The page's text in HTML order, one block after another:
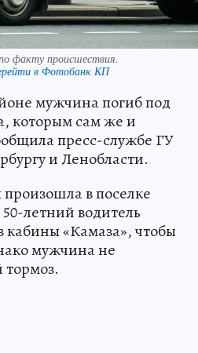
факту происшествия.
в Фотобанк КП
мужчина погиб под
которым сам же и
пресс-службе ГУ
и Ленобласти.
в поселке
летний водитель
кабины «Камаза», чтобы
мужчина не
тормоз.